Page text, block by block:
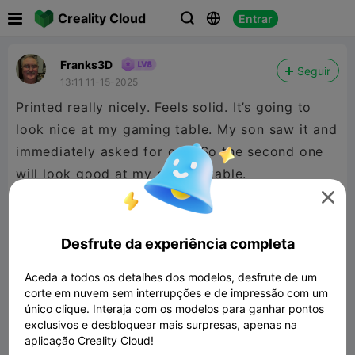
Creality Cloud   Entrar
Franks3D
13:11 11-15-2025
Seguir
Printed really nicely. Feels solid. It’s going to
look nice at my gaming table. My son saw it and
immediately asked for one. So the second one
will look good at my gaming table.

Desfrute da experiência completa
Aceda a todos os detalhes dos modelos, desfrute de um
corte em nuvem sem interrupções e de impressão com um
único clique. Interaja com os modelos para ganhar pontos
exclusivos e desbloquear mais surpresas, apenas na
aplicação Creality Cloud!